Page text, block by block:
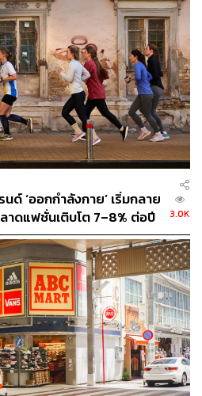
ด์ ‘ออกกำลังกาย’ เริ่มกลาย
าดแฟชั่นเติบโต 7–8% ต่อปี
3.0K